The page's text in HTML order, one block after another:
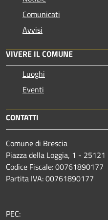
Comunicati
Avvisi
VIVERE IL COMUNE
Luoghi
Eventi
CONTATTI
Comune di Brescia
Piazza della Loggia, 1 - 25121
Codice Fiscale: 00761890177
Partita IVA: 00761890177
PEC: